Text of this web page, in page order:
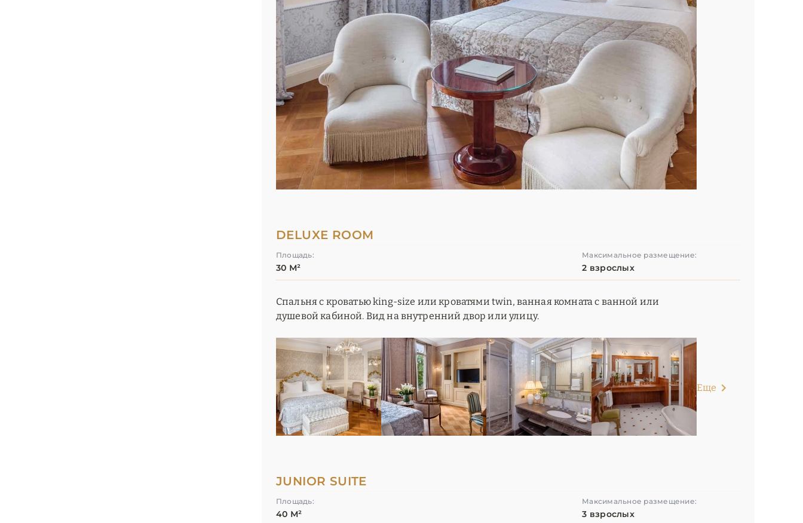
DELUXE ROOM
Площадь:
30 М²
Максимальное размещение:
2 взрослых
Спальня с кроватью king-size или кроватями twin, ванная комната с ванной или
душевой кабиной. Вид на внутренний двор или улицу.
Еще
JUNIOR SUITE
Площадь:
40 М²
Максимальное размещение:
3 взрослых